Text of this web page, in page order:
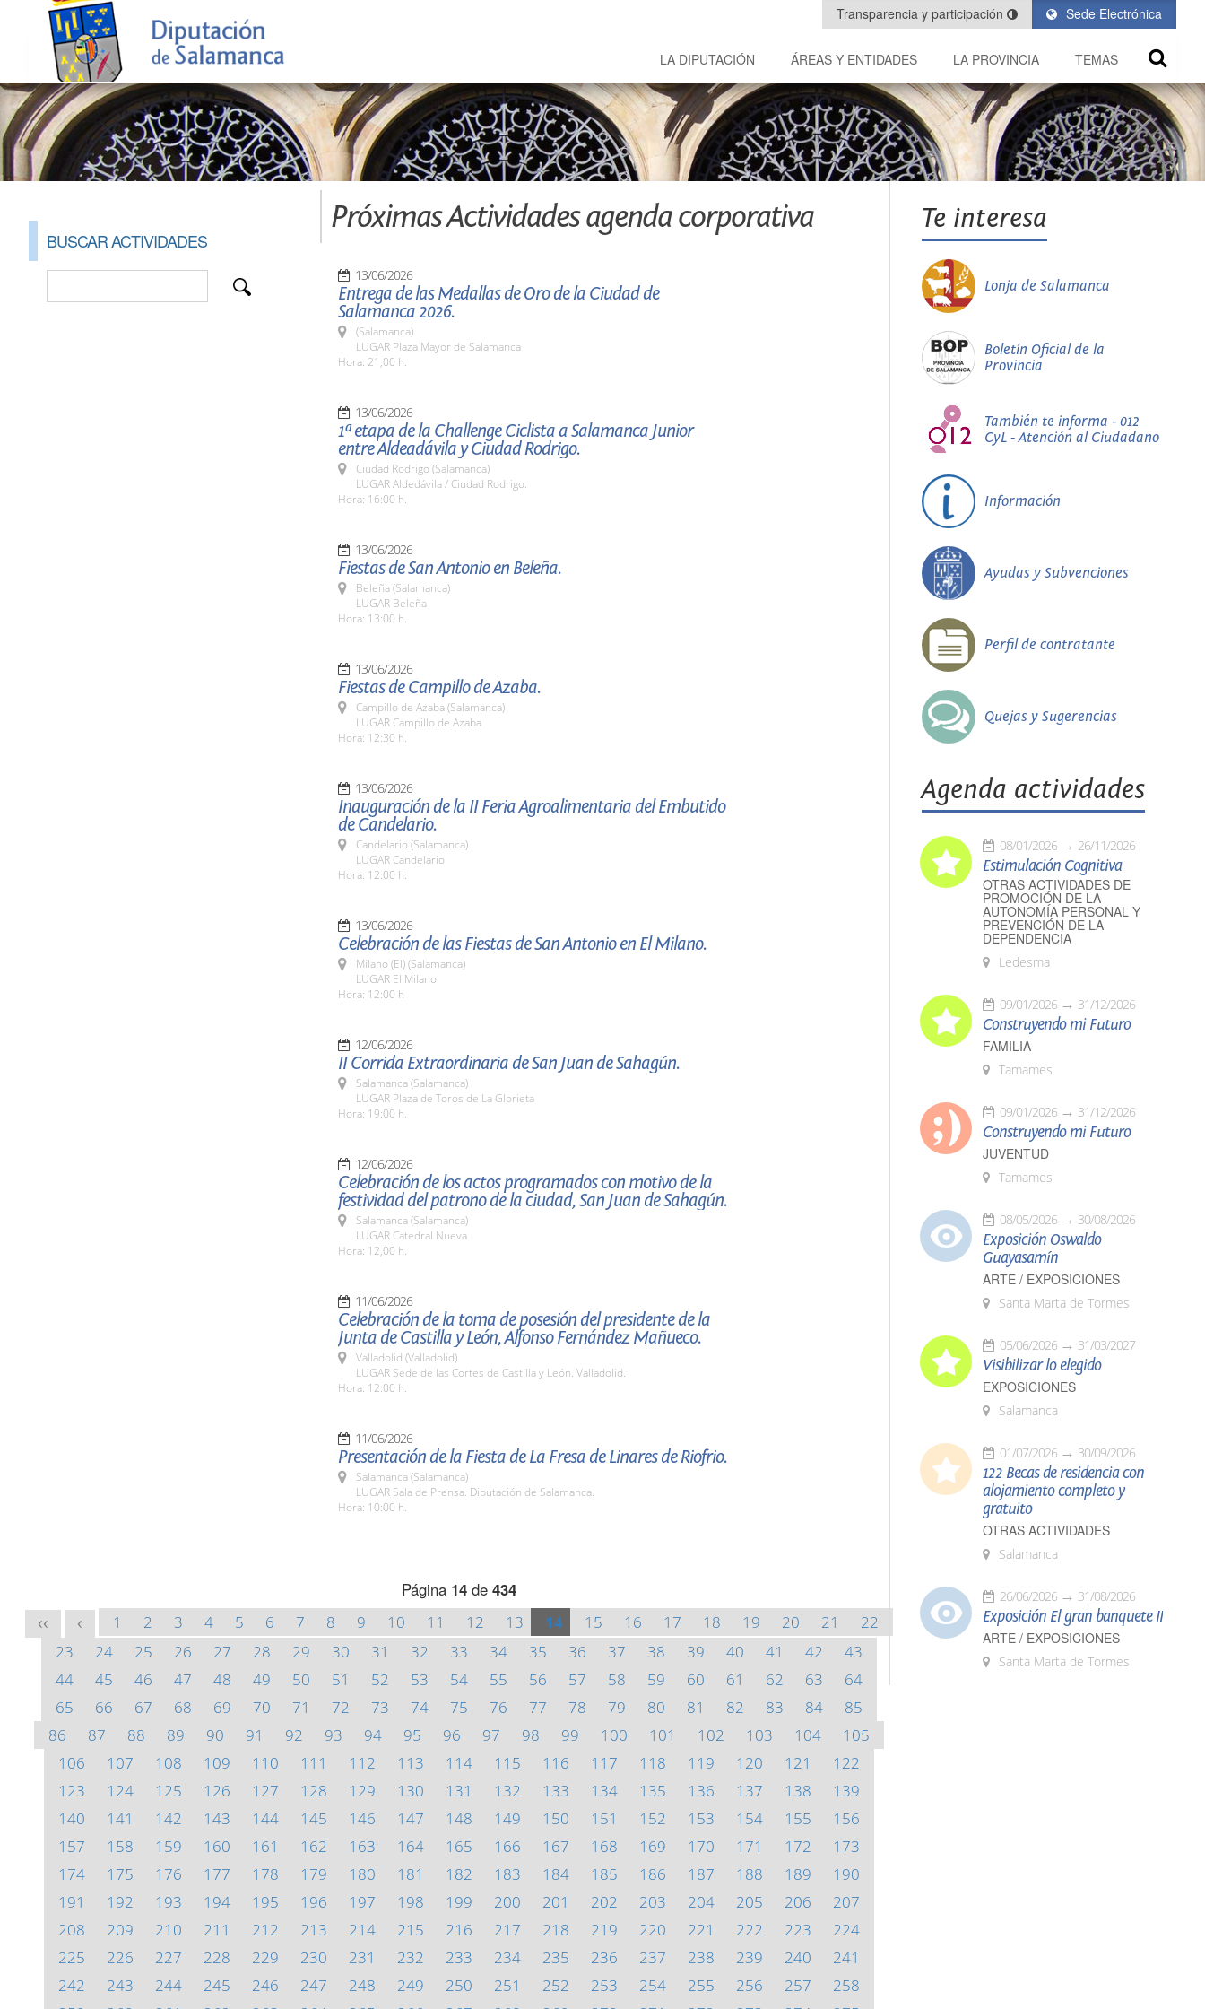
Sede Electrónica
Transparencia y participación
LA DIPUTACIÓN ÁREAS Y ENTIDADES LA PROVINCIA TEMAS
BUSCAR ACTIVIDADES
Próximas Actividades agenda corporativa
13/06/2026
Entrega de las Medallas de Oro de la Ciudad de
Salamanca 2026.
(Salamanca)
LUGAR Plaza Mayor de Salamanca
Hora: 21,00 h.
13/06/2026
1ª etapa de la Challenge Ciclista a Salamanca Junior
entre Aldeadávila y Ciudad Rodrigo.
Ciudad Rodrigo (Salamanca)
LUGAR Aldedávila / Ciudad Rodrigo.
Hora: 16:00 h.
13/06/2026
Fiestas de San Antonio en Beleña.
Beleña (Salamanca)
LUGAR Beleña
Hora: 13:00 h.
13/06/2026
Fiestas de Campillo de Azaba.
Campillo de Azaba (Salamanca)
LUGAR Campillo de Azaba
Hora: 12:30 h.
13/06/2026
Inauguración de la II Feria Agroalimentaria del Embutido
de Candelario.
Candelario (Salamanca)
LUGAR Candelario
Hora: 12:00 h.
13/06/2026
Celebración de las Fiestas de San Antonio en El Milano.
Milano (El) (Salamanca)
LUGAR El Milano
Hora: 12:00 h
12/06/2026
II Corrida Extraordinaria de San Juan de Sahagún.
Salamanca (Salamanca)
LUGAR Plaza de Toros de La Glorieta
Hora: 19:00 h.
12/06/2026
Celebración de los actos programados con motivo de la
festividad del patrono de la ciudad, San Juan de Sahagún.
Salamanca (Salamanca)
LUGAR Catedral Nueva
Hora: 12,00 h.
11/06/2026
Celebración de la toma de posesión del presidente de la
Junta de Castilla y León, Alfonso Fernández Mañueco.
Valladolid (Valladolid)
LUGAR Sede de las Cortes de Castilla y León. Valladolid.
Hora: 12:00 h.
11/06/2026
Presentación de la Fiesta de La Fresa de Linares de Riofrio.
Salamanca (Salamanca)
LUGAR Sala de Prensa. Diputación de Salamanca.
Hora: 10:00 h.
Página 14 de 434
<< < 1 2 3 4 5 6 7 8 9 10 11 12 13 14 15 16 17 18 19 20 21
22
23
24 25 26 27 28 29 30 31 32 33 34 35 36 37 38 39 40 41 42
43
44
45 46 47 48 49 50 51 52 53 54 55 56 57 58 59 60 61 62 63
64
65
66 67 68 69 70 71 72 73 74 75 76 77 78 79 80 81 82 83 84
85
86
87 88 89 90 91 92 93 94 95 96 97 98 99 100 101 102 103 104
105
106
107 108 109 110 111 112 113 114 115 116 117 118 119 120 121
122
123
124 125 126 127 128 129 130 131 132 133 134 135 136 137 138
139
140
141 142 143 144 145 146 147 148 149 150 151 152 153 154 155
156
157
158 159 160 161 162 163 164 165 166 167 168 169 170 171 172
173
174
175 176 177 178 179 180 181 182 183 184 185 186 187 188 189
190
191
192 193 194 195 196 197 198 199 200 201 202 203 204 205 206
207
208
209 210 211 212 213 214 215 216 217 218 219 220 221 222 223
224
225
226 227 228 229 230 231 232 233 234 235 236 237 238 239 240
241
242
243 244 245 246 247 248 249 250 251 252 253 254 255 256 257
258
Te interesa
Lonja de Salamanca
Boletín Oficial de la
Provincia
También te informa - 012
CyL - Atención al Ciudadano
Información
Ayudas y Subvenciones
Perfil de contratante
Quejas y Sugerencias
Agenda actividades
08/01/2026 26/11/2026
Estimulación Cognitiva
OTRAS ACTIVIDADES DE
PROMOCIÓN DE LA
AUTONOMÍA PERSONAL Y
PREVENCIÓN DE LA
DEPENDENCIA
Ledesma
09/01/2026 31/12/2026
Construyendo mi Futuro
FAMILIA
Tamames
09/01/2026 31/12/2026
Construyendo mi Futuro
JUVENTUD
Tamames
08/05/2026 30/08/2026
Exposición Oswaldo
Guayasamín
ARTE / EXPOSICIONES
Santa Marta de Tormes
05/06/2026 31/03/2027
Visibilizar lo elegido
EXPOSICIONES
Salamanca
01/07/2026 30/09/2026
122 Becas de residencia con
alojamiento completo y
gratuito
OTRAS ACTIVIDADES
Salamanca
26/06/2026 31/08/2026
Exposición El gran banquete II
ARTE / EXPOSICIONES
Santa Marta de Tormes